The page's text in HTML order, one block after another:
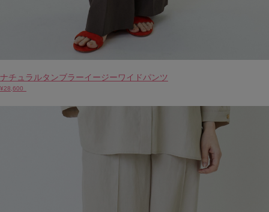
ナチュラルタンブラーイージーワイドパンツ
¥28,600